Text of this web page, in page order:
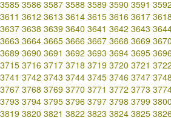
3585 3586 3587 3588 3589 3590 3591 3592
3611 3612 3613 3614 3615 3616 3617 3618
3637 3638 3639 3640 3641 3642 3643
3663 3664 3665 3666 3667 3668 3669 3670
3689 3690 3691 3692 3693 3694 3695
3715 3716 3717 3718 3719 3720 3721 3722
3741 3742 3743 3744 3745 3746 3747 3748
3767 3768 3769 3770 3771 3772 3773
3793 3794 3795 3796 3797 3798 3799 3800
3819 3820 3821 3822 3823 3824 3825